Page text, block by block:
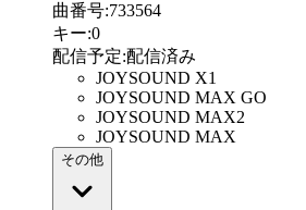
曲番号:733564
キー:0
配信予定:配信済み
JOYSOUND X1
JOYSOUND MAX GO
JOYSOUND MAX2
JOYSOUND MAX
その他